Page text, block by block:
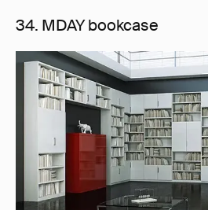
34. MDAY bookcase